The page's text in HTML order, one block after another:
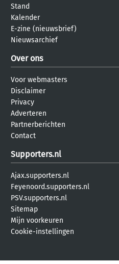
Stand
Kalender
E-zine (nieuwsbrief)
Nieuwsarchief
Over ons
Voor webmasters
Disclaimer
Privacy
Adverteren
Partnerberichten
Contact
Supporters.nl
Ajax.supporters.nl
Feyenoord.supporters.nl
PSV.supporters.nl
Sitemap
Mijn voorkeuren
Cookie-instellingen